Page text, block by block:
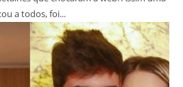
a todos, foi...